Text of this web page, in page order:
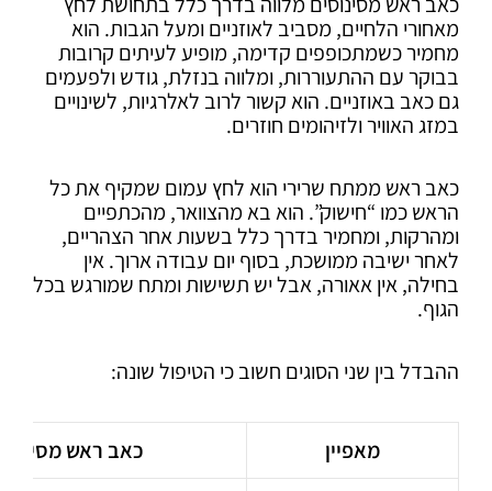
מאחורי הלחיים, מסביב לאוזניים ומעל הגבות. הוא
מחמיר כשמתכופפים קדימה, מופיע לעיתים קרובות
בבוקר עם ההתעוררות, ומלווה בנזלת, גודש ולפעמים
גם כאב באוזניים. הוא קשור לרוב לאלרגיות, לשינויים
במזג האוויר ולזיהומים חוזרים.
כאב ראש ממתח שרירי הוא לחץ עמום שמקיף את כל
הראש כמו “חישוק”. הוא בא מהצוואר, מהכתפיים
ומהרקות, ומחמיר בדרך כלל בשעות אחר הצהריים,
לאחר ישיבה ממושכת, בסוף יום עבודה ארוך. אין
בחילה, אין אאורה, אבל יש תשישות ומתח שמורגש בכל
הגוף.
ההבדל בין שני הסוגים חשוב כי הטיפול שונה:
מאפיין
כאב ראש